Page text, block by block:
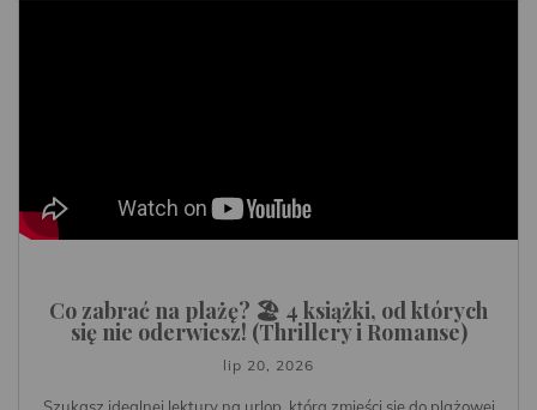
Co zabrać na plażę? 🏖️ 4 książki, od których
się nie oderwiesz! (Thrillery i Romanse)
lip 20, 2026
Szukasz idealnej lektury na urlop, która zmieści się do plażowej